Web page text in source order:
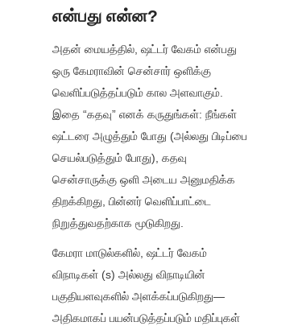
என்பது என்ன?
அதன் மையத்தில், ஷட்டர் வேகம் என்பது
ஒரு கேமராவின் சென்சார் ஒளிக்கு
வெளிப்படுத்தப்படும் கால அளவாகும்.
இதை “கதவு” எனக் கருதுங்கள்: நீங்கள்
ஷட்டரை அழுத்தும் போது (அல்லது பிடிப்பை
செயல்படுத்தும் போது), கதவு
சென்சாருக்கு ஒளி அடைய அனுமதிக்க
திறக்கிறது, பின்னர் வெளிப்பாட்டை
நிறுத்துவதற்காக மூடுகிறது.
கேமரா மாடுல்களில், ஷட்டர் வேகம்
விநாடிகள் (s) அல்லது விநாடியின்
பகுதியளவுகளில் அளக்கப்படுகிறது—
அதிகமாகப் பயன்படுத்தப்படும் மதிப்புகள்